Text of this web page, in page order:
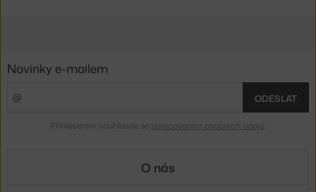
Novinky e-mailem
ODESLAT
Přihlášením souhlasíte se zpracováním osobních údajů
O nás